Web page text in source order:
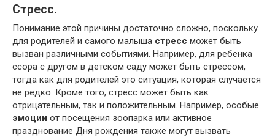
Стресс.
Понимание этой причины достаточно сложно, поскольку
для родителей и самого малыша стресс может быть
вызван различными событиями. Например, для ребенка
ссора с другом в детском саду может быть стрессом,
тогда как для родителей это ситуация, которая случается
не редко. Кроме того, стресс может быть как
отрицательным, так и положительным. Например, особые
эмоции от посещения зоопарка или активное
празднование Дня рождения также могут вызвать